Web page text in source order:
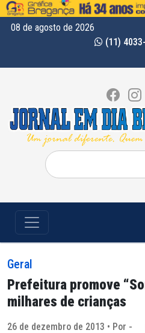
08 de agosto de 2026
(11)
Pesquisar
por:
Geral
Prefeitura promove
milhares de crianças
26 de dezembro de 2013 • Por -